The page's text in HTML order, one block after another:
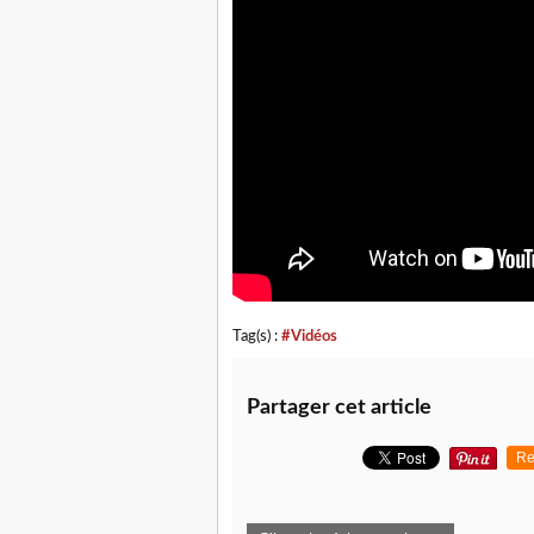
Tag(s) : #Vidéos
Partager cet article